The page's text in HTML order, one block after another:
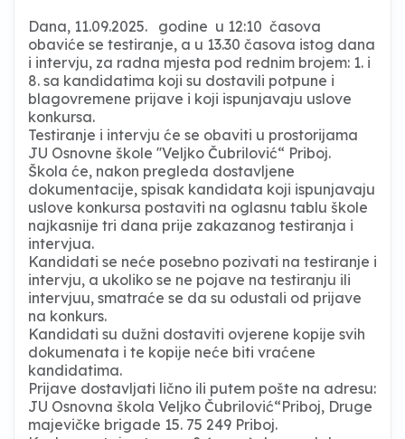
Dana, 11.09.2025. godine u 12:10 časova
obaviće se testiranje, a u 13.30 časova istog dana
i intervju, za radna mjesta pod rednim brojem: 1. i
8. sa kandidatima koji su dostavili potpune i
blagovremene prijave i koji ispunjavaju uslove
konkursa.
Testiranje i intervju će se obaviti u prostorijama
JU Osnovne škole ''Veljko Čubrilović“ Priboj.
Škola će, nakon pregleda dostavljene
dokumentacije, spisak kandidata koji ispunjavaju
uslove konkursa postaviti na oglasnu tablu škole
najkasnije tri dana prije zakazanog testiranja i
intervjua.
Kandidati se neće posebno pozivati na testiranje i
intervju, a ukoliko se ne pojave na testiranju ili
intervjuu, smatraće se da su odustali od prijave
na konkurs.
Kandidati su dužni dostaviti ovjerene kopije svih
dokumenata i te kopije neće biti vraćene
kandidatima.
Prijave dostavljati lično ili putem pošte na adresu:
JU Osnovna škola Veljko Čubrilović“Priboj, Druge
majevičke brigade 15. 75 249 Priboj.